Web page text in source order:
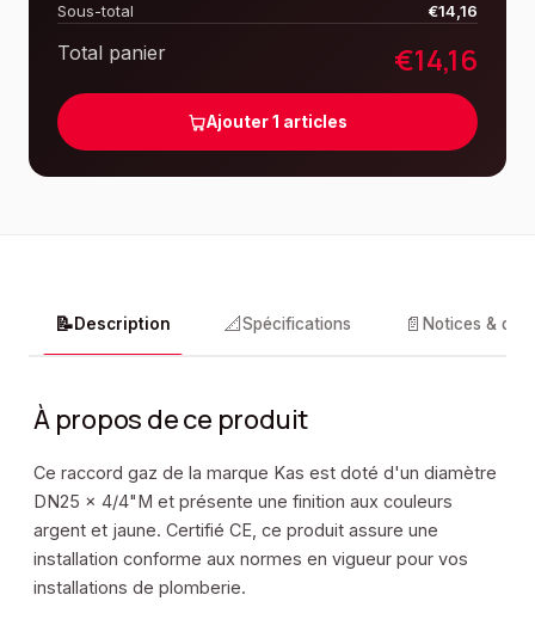
Sous-total
€14,16
Total panier €14,16
Ajouter1 articles
📝Description 📐Spécifications 📄 Notices &
À propos de ce produit
Ce raccord gaz de la marque Kas est doté d'un diamètre
DN25 x 4/4"M et présente une finition aux couleurs
argent et jaune. Certifié CE, ce produit assure une
installation conforme aux normes en vigueur pour vos
installations de plomberie.